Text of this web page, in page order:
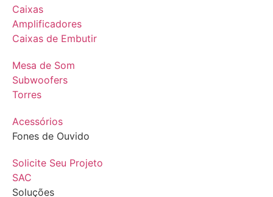
Caixas
Amplificadores
Caixas de Embutir
Mesa de Som
Subwoofers
Torres
Acessórios
Fones de Ouvido
Solicite Seu Projeto
SAC
Soluções